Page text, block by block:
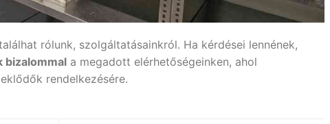
rólunk, szolgáltatásainkról. Ha kérdései lennének,
bizalommal a megadott elérhetőségeinken, ahol
rendelkezésére.